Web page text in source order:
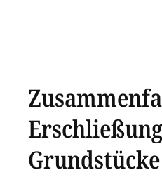
Grundstücke